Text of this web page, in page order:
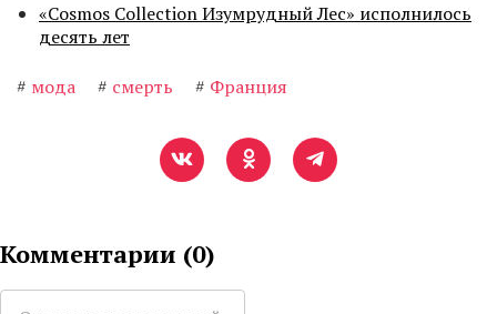
«Cosmos Collection Изумрудный Лес» исполнилось
десять лет
# мода # смерть # Франция
Комментарии (0)